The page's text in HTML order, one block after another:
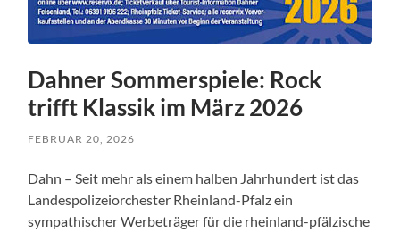
Dahner Sommerspiele: Rock
trifft Klassik im März 2026
FEBRUAR 20, 2026
Dahn – Seit mehr als einem halben Jahrhundert ist das
Landespolizeiorchester Rheinland-Pfalz ein
sympathischer Werbeträger für die rheinland-pfälzische